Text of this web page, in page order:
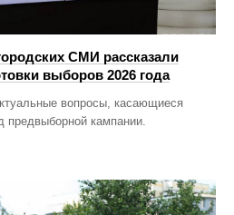
СМИ рассказали
выборов 2026 года
вопросы, касающиеся
кампании.